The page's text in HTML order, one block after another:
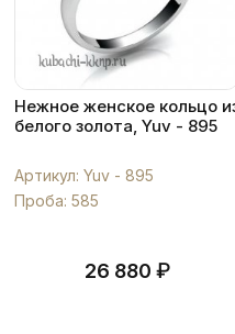
Нежное женское кольцо
белого золота, Yuv - 895
Артикул: Yuv - 895
Проба: 585
26 880 ₽